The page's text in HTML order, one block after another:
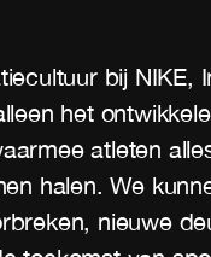
bij NIKE,
het
atleten
halen. We
nieuwe